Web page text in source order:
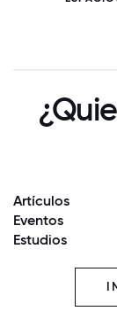
Artículos
Eventos
Estudios